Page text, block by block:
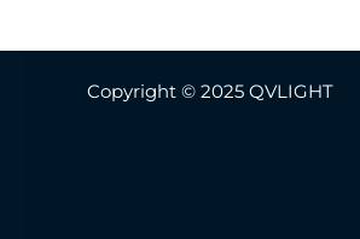
Copyright © 2025 QVLIGHT